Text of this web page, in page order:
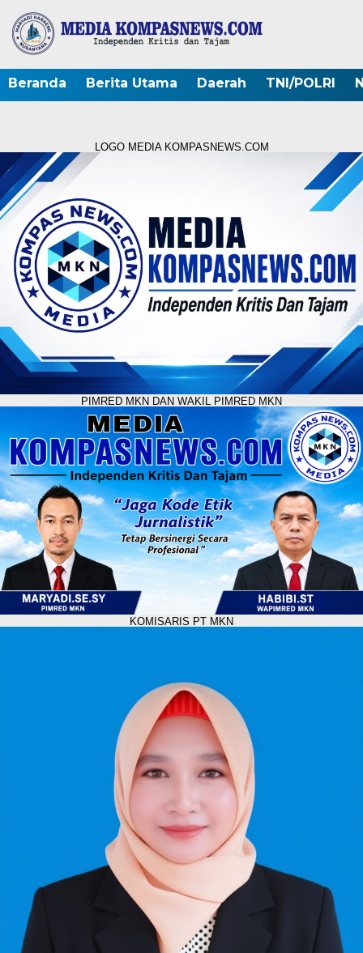
Beranda Berita Utama Daerah TNI/POLRI
LOGO MEDIA KOMPASNEWS.COM
PIMRED MKN DAN WAKIL PIMRED MKN
KOMISARIS PT MKN